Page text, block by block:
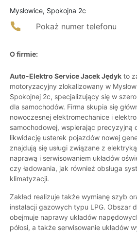
Mysłowice, Spokojna 2c
Pokaż numer telefonu
O firmie:
Auto-Elektro Service Jacek Jędyk to
motoryzacyjny zlokalizowany w
Spokojnej 2c, specjalizujący się w
dla samochodów. Firma skupia się
nowoczesnej elektromechanice i
samochodowej, wspierając precyzyjną
likwidację usterek pojazdów nowej
znajdują się usługi związane z
naprawą i serwisowaniem układów
czy ładowania, jak również obsługa
klimatyzacji.
Zakład realizuje także wymianę szyb
instalacji gazowych typu LPG. Obszar
obejmuje naprawy układów
półosi, a także serwisowanie układów